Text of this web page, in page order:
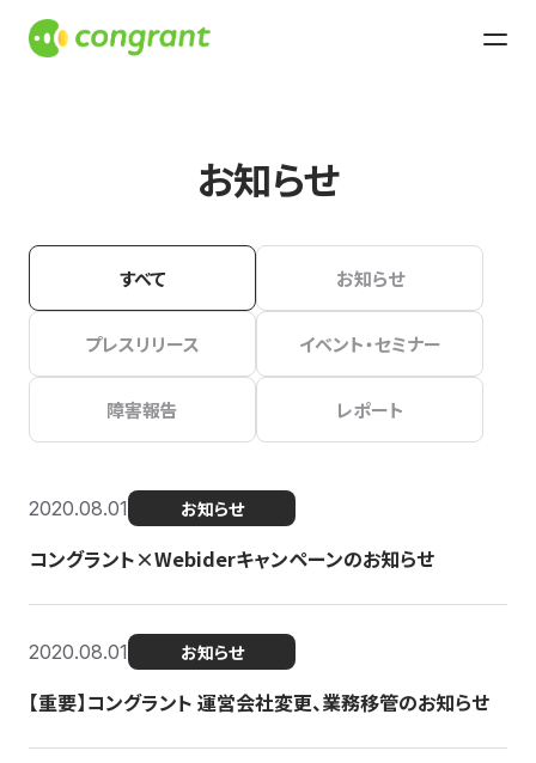
お知らせ
すべて お知らせ
プレスリリース イベント・セミナー
障害報告 レポート
2020.08.01 お知らせ
コングラント×Webiderキャンペーンのお知らせ
2020.08.01 お知らせ
【重要】コングラント 運営会社変更、業務移管のお知らせ